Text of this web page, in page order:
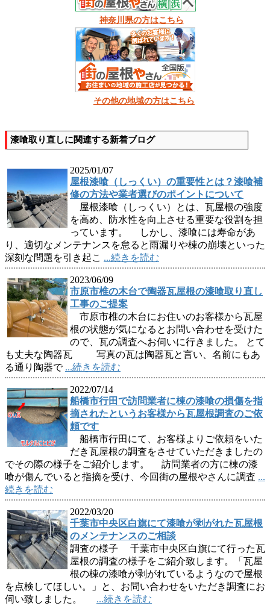
神奈川県の方はこちら
その他の地域の方はこちら
漆喰取り直しに関連する新着ブログ
2025/01/07
屋根漆喰（しっくい）の重要性とは？漆喰補
修の方法や業者選びのポイントについて
屋根漆喰（しっくい）とは、瓦屋根の強度
を高め、防水性を向上させる重要な役割を担
っています。 しかし、漆喰には寿命があ
り、適切なメンテナンスを怠ると雨漏りや棟の崩壊といった
深刻な問題を引き起こ ...続きを読む
2023/06/09
市原市椎の木台で陶器瓦屋根の漆喰取り直し
工事のご提案
市原市椎の木台にお住いのお客様から瓦屋
根の状態が気になるとお問い合わせを受けた
ので、瓦の調査へお伺いに行きました。 とて
も丈夫な陶器瓦 写真の瓦は陶器瓦と言い、名前にもあ
る通り陶器で ...続きを読む
2022/07/14
船橋市行田で訪問業者に棟の漆喰の損傷を指
摘されたというお客様から瓦屋根調査のご依
頼です
船橋市行田にて、お客様よりご依頼をいた
だき瓦屋根の調査をさせていただきましたの
でその際の様子をご紹介します。 訪問業者の方に棟の漆
喰が傷んでいると指摘を受け、今回街の屋根やさんに調査 ...
続きを読む
2022/03/20
千葉市中央区白旗にて漆喰が剥がれた瓦屋根
のメンテナンスのご相談
調査の様子 千葉市中央区白旗にて行った瓦
屋根の調査の様子をご紹介致します。「瓦屋
根の棟の漆喰が剥がれているようなので屋根
を点検してほしい。」と、お問い合わせをいただき調査にお
伺い致しました。 ...続きを読む